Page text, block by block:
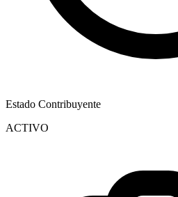
Estado Contribuyente
ACTIVO